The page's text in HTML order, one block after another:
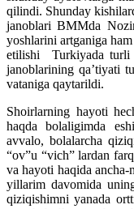
qilindi. Shunday
janoblari BMMda
yoshlarini artganiga
etilishi Turkiyada turli
janoblarining qa’tiyati
vataniga qaytarildi.
Shoirlarning hayoti
haqda bolaligimda
avvalo, bolalarcha
“ov”u “vich” lardan
va hayoti haqida
yillarim davomida
qiziqishimni yanada